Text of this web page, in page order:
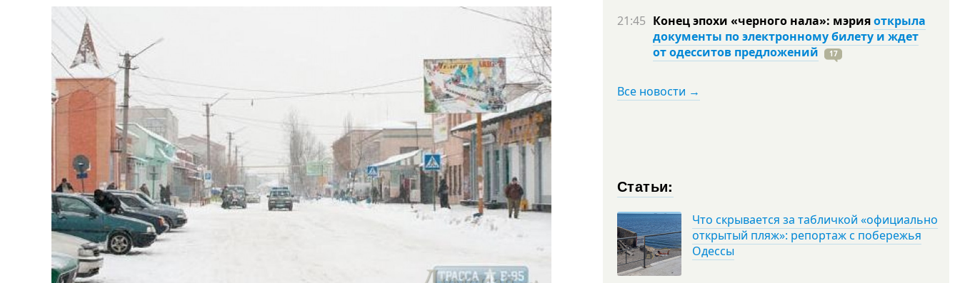
21:45 Конец эпохи «черного нала»: мэрияоткрыла
документы по электронному билету и ждет
от одесситов предложений
17
Все новости →
Статьи:
Что скрывается за табличкой «официально
открытый пляж»: репортаж с побережья
Одессы